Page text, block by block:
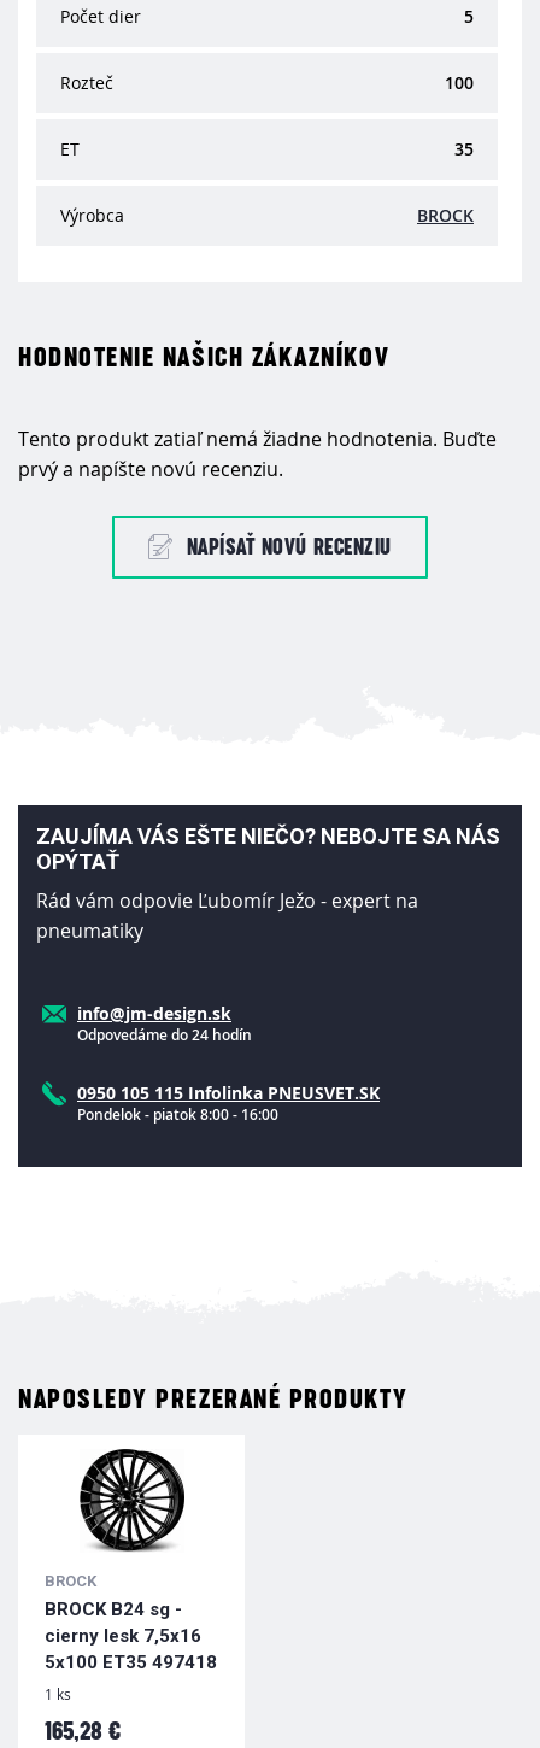
Počet dier 5
Rozteč 100
ET 35
Výrobca BROCK
HODNOTENIE NAŠICH ZÁKAZNÍKOV
Tento produkt zatiaľ nemá žiadne hodnotenia. Buďte
prvý a napíšte novú recenziu.
NAPÍSAŤ NOVÚ RECENZIU
ZAUJÍMA VÁS EŠTE NIEČO? NEBOJTE SA NÁS
OPÝTAŤ
Rád vám odpovie Ľubomír Ježo - expert na
pneumatiky
info@jm-design.sk
Odpovedáme do 24 hodín
0950 105 115 Infolinka PNEUSVET.SK
Pondelok - piatok 8:00 - 16:00
NAPOSLEDY PREZERANÉ PRODUKTY
BROCK
BROCK B24 sg -
cierny lesk 7,5x16
5x100 ET35 497418
1 ks
165,28 €